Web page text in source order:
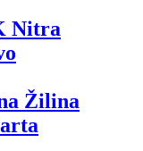
Nitra
Žilina